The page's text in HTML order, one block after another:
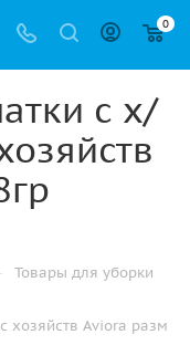
0
с х/
Товары для уборки
хозяйств Aviora разм